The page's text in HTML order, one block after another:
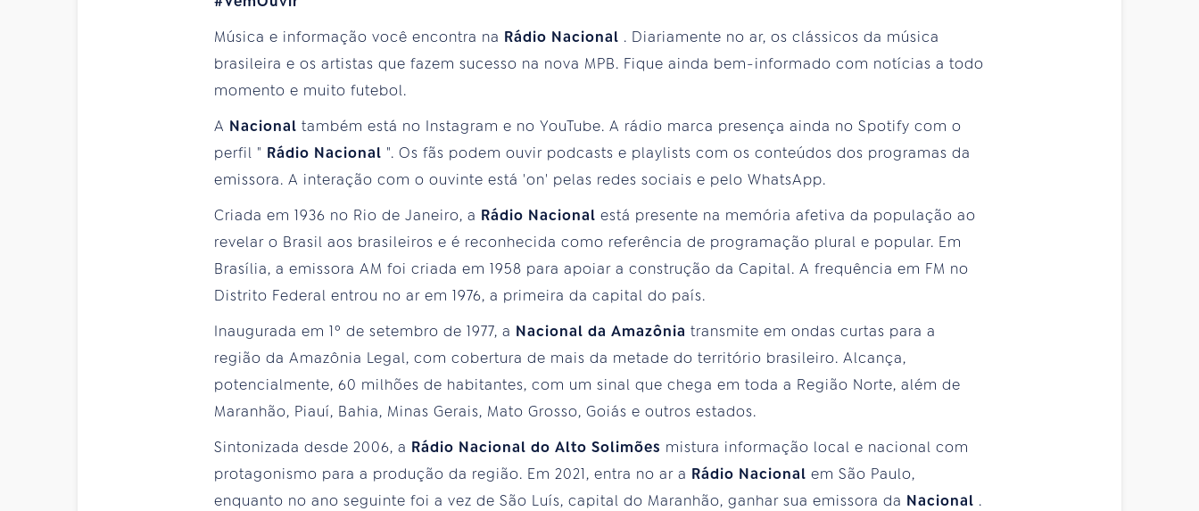
Música e informação você encontra na Rádio Nacional . Diariamente no ar, os clássicos da música
brasileira e os artistas que fazem sucesso na nova MPB. Fique ainda bem-informado com notícias a todo
momento e muito futebol.
A Nacional também está no Instagram e no YouTube. A rádio marca presença ainda no Spotify com o
perfil " Rádio Nacional ". Os fãs podem ouvir podcasts e playlists com os conteúdos dos programas da
emissora. A interação com o ouvinte está 'on' pelas redes sociais e pelo WhatsApp.
Criada em 1936 no Rio de Janeiro, a Rádio Nacional está presente na memória afetiva da população ao
revelar o Brasil aos brasileiros e é reconhecida como referência de programação plural e popular. Em
Brasília, a emissora AM foi criada em 1958 para apoiar a construção da Capital. A frequência em FM no
Distrito Federal entrou no ar em 1976, a primeira da capital do país.
Inaugurada em 1º de setembro de 1977, a Nacional da Amazônia transmite em ondas curtas para a
região da Amazônia Legal, com cobertura de mais da metade do território brasileiro. Alcança,
potencialmente, 60 milhões de habitantes, com um sinal que chega em toda a Região Norte, além de
Maranhão, Piauí, Bahia, Minas Gerais, Mato Grosso, Goiás e outros estados.
Sintonizada desde 2006, a Rádio Nacional do Alto Solimões mistura informação local e nacional com
protagonismo para a produção da região. Em 2021, entra no ar a Rádio Nacional em São Paulo,
enquanto no ano seguinte foi a vez de São Luís, capital do Maranhão, ganhar sua emissora da Nacional .